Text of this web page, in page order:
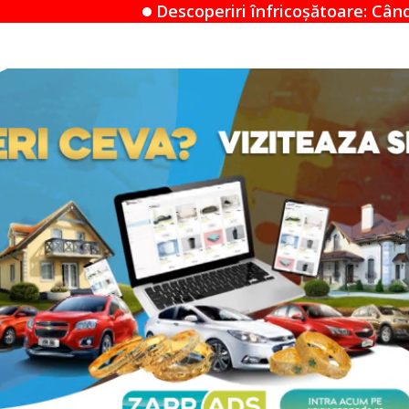
înfricoșătoare: Când un Airbnb devine